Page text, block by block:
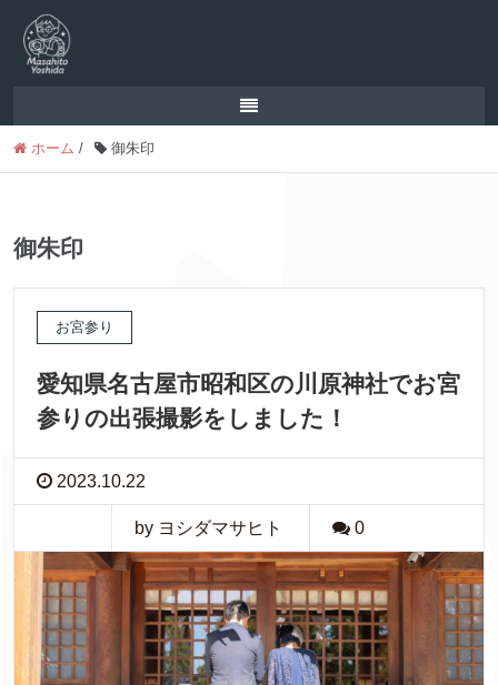
ホーム / 御朱印
御朱印
お宮参り
愛知県名古屋市昭和区の川原神社でお宮
参りの出張撮影をしました！
2023.10.22
by ヨシダマサヒト 0